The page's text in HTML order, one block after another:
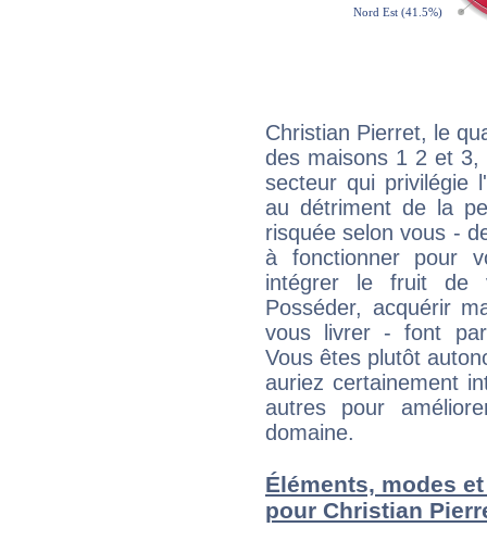
Christian Pierret, le
des maisons 1 2 et
secteur qui privilégie
au détriment de la
risquée selon vous -
à fonctionner pour
intégrer le fruit de
Posséder, acquérir
vous livrer - font
Vous êtes plutôt
auriez certainement
autres pour
domaine.
Éléments, modes
pour Christian